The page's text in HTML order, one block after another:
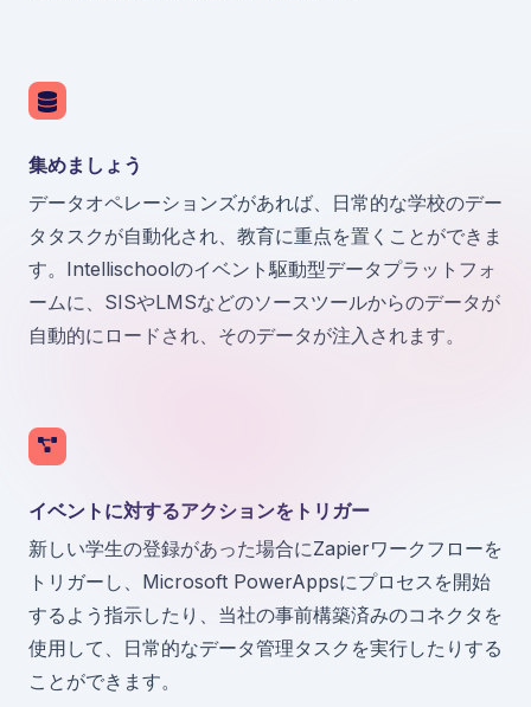
集めましょう
データオペレーションズがあれば、日常的な学校のデー
タタスクが自動化され、教育に重点を置くことができま
す。Intellischoolのイベント駆動型データプラットフォ
ームに、SISやLMSなどのソースツールからのデータが
自動的にロードされ、そのデータが注入されます。
イベントに対するアクションをトリガー
新しい学生の登録があった場合にZapierワークフローを
トリガーし、Microsoft PowerAppsにプロセスを開始
するよう指示したり、当社の事前構築済みのコネクタを
使用して、日常的なデータ管理タスクを実行したりする
ことができます。